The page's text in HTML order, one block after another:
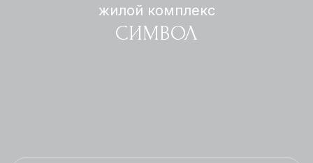
жилой комплекс
СИМВОЛ